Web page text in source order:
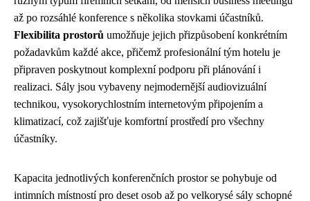
až po rozsáhlé konference s několika stovkami účastníků.
Flexibilita prostorů umožňuje jejich přizpůsobení konkrétním
požadavkům každé akce, přičemž profesionální tým hotelu je
připraven poskytnout komplexní podporu při plánování i
realizaci. Sály jsou vybaveny nejmodernější audiovizuální
technikou, vysokorychlostním internetovým připojením a
klimatizací, což zajišťuje komfortní prostředí pro všechny
účastníky.
Kapacita jednotlivých konferenčních prostor se pohybuje od
intimních místností pro deset osob až po velkorysé sály schopné